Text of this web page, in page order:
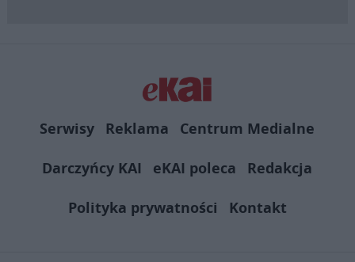
Serwisy Reklama
Centrum Medialne
Darczyńcy KAI
eKAI poleca
Redakcja
Polityka prywatności
Kontakt